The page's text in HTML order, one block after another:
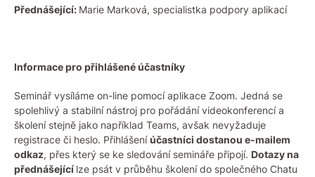
Přednášející: Marie Marková, specialistka podpory aplikací
Informace pro přihlášené účastníky
Seminář vysíláme on-line pomocí aplikace Zoom. Jedná se
spolehlivý a stabilní nástroj pro pořádání videokonferencí a
školení stejně jako například Teams, avšak nevyžaduje
registrace či heslo. Přihlášeníúčastníci dostanou e-mailem
odkaz, přes který se ke sledování semináře připojí. Dotazy na
přednášející lze psát v průběhu školení do společného Chatu